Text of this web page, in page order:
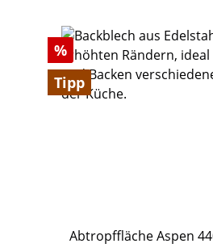
Rabatt
%
Tipp
Abtropffläche Aspen